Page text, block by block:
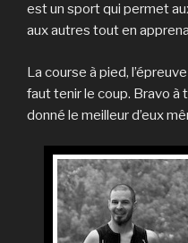
est un sport qui permet
aux autres tout en
La course à pied,
faut tenir le coup. Bravo à
donné le meilleur d’eux